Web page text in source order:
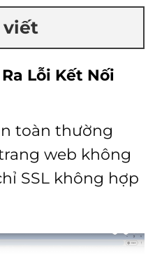
viết
Lỗi Kết Nối
toàn thường
web không
SSL không hợp